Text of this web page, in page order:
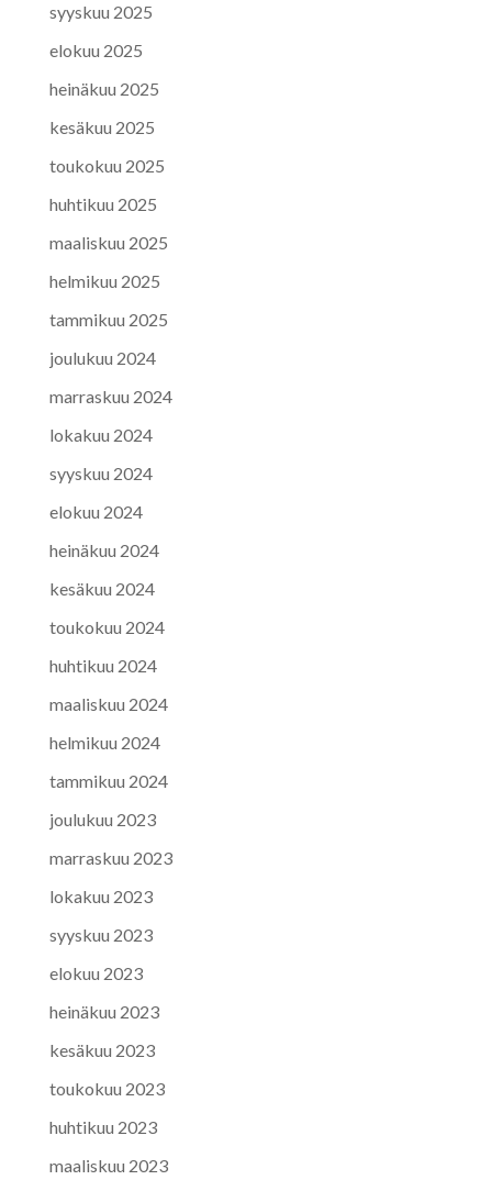
syyskuu 2025
elokuu 2025
heinäkuu 2025
kesäkuu 2025
toukokuu 2025
huhtikuu 2025
maaliskuu 2025
helmikuu 2025
tammikuu 2025
joulukuu 2024
marraskuu 2024
lokakuu 2024
syyskuu 2024
elokuu 2024
heinäkuu 2024
kesäkuu 2024
toukokuu 2024
huhtikuu 2024
maaliskuu 2024
helmikuu 2024
tammikuu 2024
joulukuu 2023
marraskuu 2023
lokakuu 2023
syyskuu 2023
elokuu 2023
heinäkuu 2023
kesäkuu 2023
toukokuu 2023
huhtikuu 2023
maaliskuu 2023